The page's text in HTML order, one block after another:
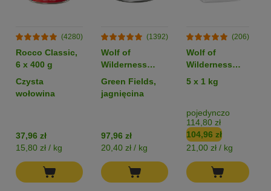
(4280)
Rocco Classic,
6 x 400 g
Czysta
wołowina
37,96 zł
15,80 zł / kg
(1392)
Wolf of
Wilderness
Monoprotein
Adult, 6 x 800 g
Green Fields,
jagnięcina
97,96 zł
20,40 zł / kg
(206)
Wolf of
Wilderness
Monoprotein
Sensitive
Volcanoes”,
jagnięcina -
bez zbóż
5 x 1 kg
pojedynczo
114,80 zł
104,96 zł
21,00 zł / kg